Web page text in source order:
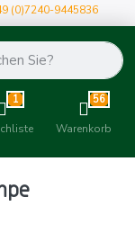
(0)7240-9445836
1 56
Warenkorb